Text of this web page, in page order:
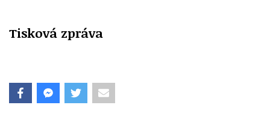
Tisková zpráva